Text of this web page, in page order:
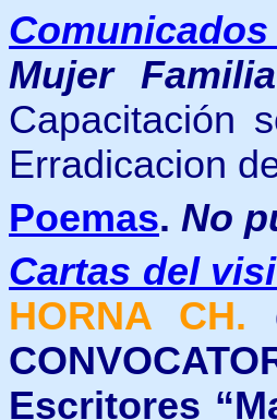
Mujer Familia
Capacitación
Erradicacion
Poemas. No
Cartas del
HORNA CH.
Escritores